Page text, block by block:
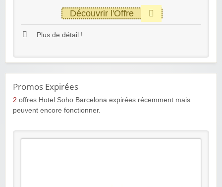
Découvrir l'Offre
Plus de détail !
Promos Expirées
2 offres Hotel Soho Barcelona expirées récemment mais
peuvent encore fonctionner.